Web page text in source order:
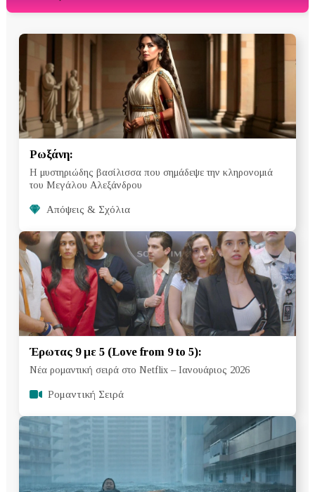
Ρωξάνη:
Η μυστηριώδης βασίλισσα που σημάδεψε την κληρονομιά
του Μεγάλου Αλεξάνδρου
Απόψεις & Σχόλια
Έρωτας 9 με 5 (Love from 9 to 5):
Νέα ρομαντική σειρά στο Netflix – Ιανουάριος 2026
Ρομαντική Σειρά